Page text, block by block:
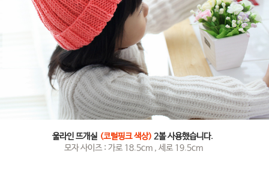
울라인 뜨개실 (코럴핑크 색상) 2볼 사용했습니다.
모자 사이즈 : 가로 18.5cm , 세로 19.5cm